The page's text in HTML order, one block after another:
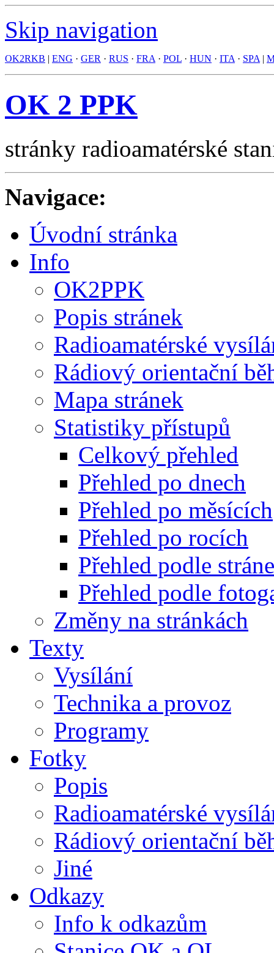
Skip navigation
OK2RKB | ENG · GER · RUS · FRA · POL · HUN · ITA · SPA |
OK 2 PPK
stránky radioamatérské
Navigace:
Úvodní stránka
Info
OK2PPK
Popis stránek
Radioamatérské
Rádiový orientační
Mapa stránek
Statistiky přístupů
Celkový přehled
Přehled po dnech
Přehled po měsících
Přehled po rocích
Přehled podle
Přehled podle
Změny na stránkách
Texty
Vysílání
Technika a provoz
Programy
Fotky
Popis
Radioamatérské
Rádiový orientační
Jiné
Odkazy
Info k odkazům